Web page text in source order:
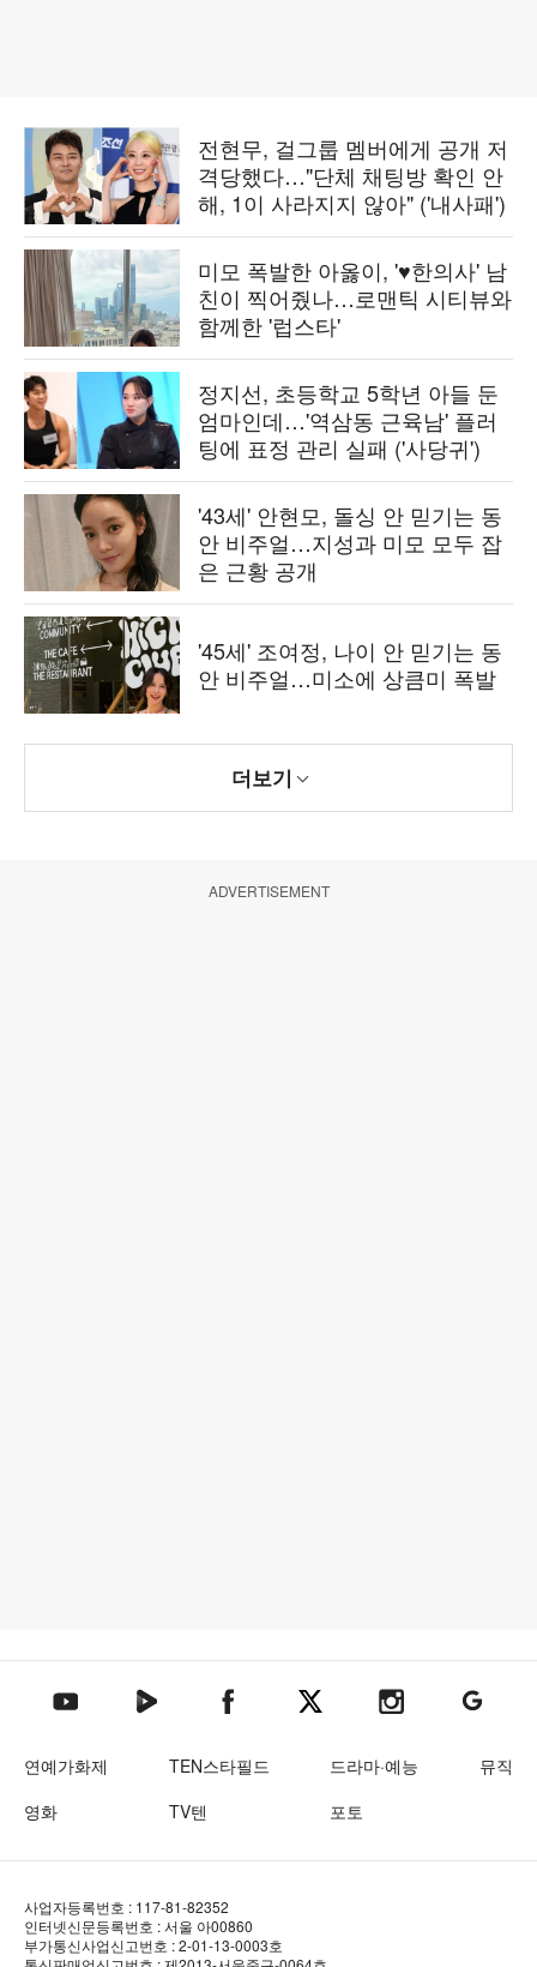
전현무, 걸그룹 멤버에게 공개 저
격당했다…"단체 채팅방 확인 안
해, 1이 사라지지 않아" ('내사패')
미모 폭발한 아옳이, '♥한의사' 남
친이 찍어줬나…로맨틱 시티뷰와
함께한 '럽스타'
정지선, 초등학교 5학년 아들 둔
엄마인데…'역삼동 근육남' 플러
팅에 표정 관리 실패 ('사당귀')
'43세' 안현모, 돌싱 안 믿기는 동
안 비주얼…지성과 미모 모두 잡
은 근황 공개
'45세' 조여정, 나이 안 믿기는 동
안 비주얼…미소에 상큼미 폭발
더보기
ADVERTISEMENT
텐아시아 유튜브텐아시아 네이버TV텐아시아 페이스북텐아시아 엑스텐아시아 인스타그램
텐아시아
연예가화제 TEN스타필드 드라마·예능
뮤직
영화
TV텐 포토
사업자등록번호 : 117-81-82352
인터넷신문등록번호 : 서울 아00860
부가통신사업신고번호 : 2-01-13-0003호